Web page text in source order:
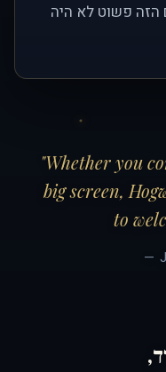
הזה פשוט לא היה
"Whether you
big screen,
to
—